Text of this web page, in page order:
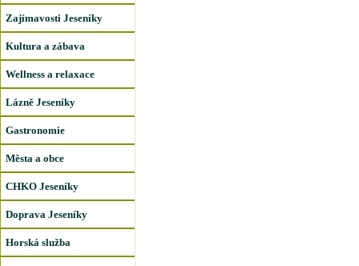
Zajímavosti Jeseníky
Kultura a zábava
Wellness a relaxace
Lázně Jeseníky
Gastronomie
Města a obce
CHKO Jeseníky
Doprava Jeseníky
Horská služba